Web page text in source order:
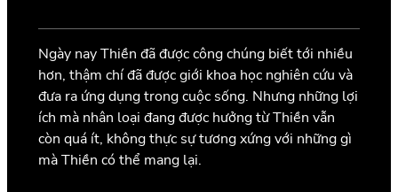
Ngày nay Thiền đã được công chúng biết tới nhiều
hơn, thậm chí đã được giới khoa học nghiên cứu và
đưa ra ứng dụng trong cuộc sống. Nhưng những lợi
ích mà nhân loại đang được hưởng từ Thiền vẫn
còn quá ít, không thực sự tương xứng với những gì
mà Thiền có thể mang lại.